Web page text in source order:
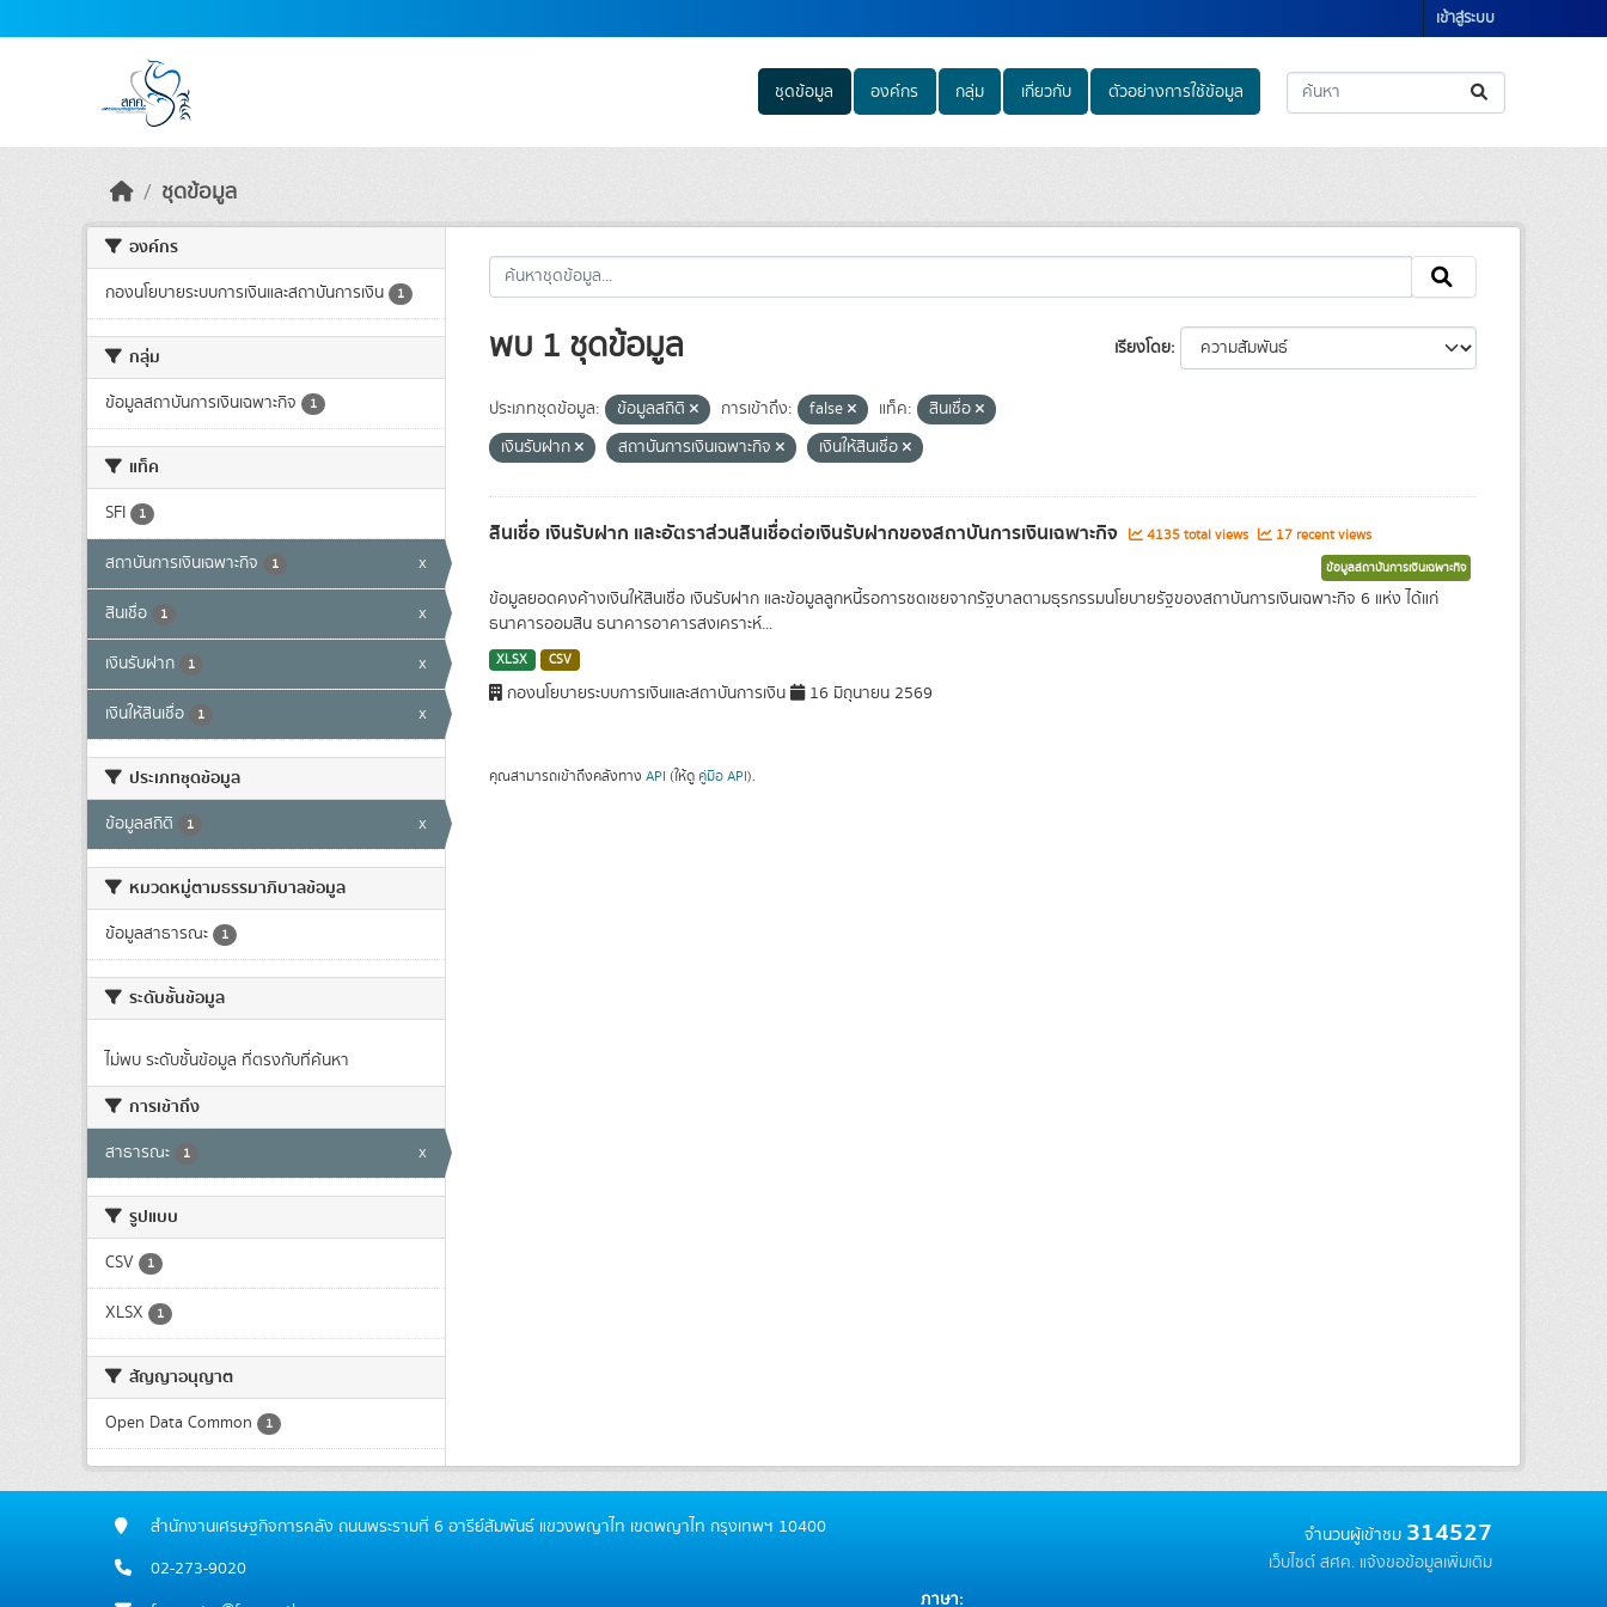
เข้าสู่ระบบ
ชุดข้อมูล องค์กร กลุ่ม เกี่ยวกับ ตัวอย่างการใช้ข้อมูล
ชุดข้อมูล
องค์กร
กองนโยบายระบบการเงินและสถาบันการเงิน 1
กลุ่ม
ข้อมูลสถาบันการเงินเฉพาะกิจ 1
แท็ค
SFI 1
สถาบันการเงินเฉพาะกิจ 1 x
สินเชื่อ 1 x
เงินรับฝาก 1 x
เงินให้สินเชื่อ 1 x
ประเภทชุดข้อมูล
ข้อมูลสถิติ 1 x
หมวดหมู่ตามธรรมาภิบาลข้อมูล
ข้อมูลสาธารณะ 1
ระดับชั้นข้อมูล
ไม่พบ ระดับชั้นข้อมูล ที่ตรงกับที่ค้นหา
การเข้าถึง
สาธารณะ 1 x
รูปแบบ
CSV 1
XLSX 1
สัญญาอนุญาต
Open Data Common 1
เรียงโดย
พบ 1 ชุดข้อมูล
ประเภทชุดข้อมูล: ข้อมูลสถิติ การเข้าถึง: false แท็ค:
สินเชื่อ
เงินรับฝาก
สถาบันการเงินเฉพาะกิจ เงินให้สินเชื่อ
สินเชื่อ เงินรับฝาก และอัตราส่วนสินเชื่อต่อเงินรับฝากของสถาบันการเงินเฉพาะกิจ 4135 total views 17 recent views
ข้อมูลสถาบันการเงินเฉพาะกิจ
ข้อมูลยอดคงค้างเงินให้สินเชื่อ เงินรับฝาก และข้อมูลลูกหนี้รอการชดเชยจากรัฐบาลตามธุรกรรมนโยบายรัฐของสถาบันการเงินเฉพาะกิจ 6 แห่ง ได้แก่
ธนาคารออมสิน ธนาคารอาคารสงเคราะห์...
XLSX CSV
กองนโยบายระบบการเงินและสถาบันการเงิน 16 มิถุนายน 2569
คุณสามารถเข้าถึงคลังทาง API (ให้ดู คู่มือ API).
สำนักงานเศรษฐกิจการคลัง ถนนพระรามที่ 6 อารีย์สัมพันธ์ แขวงพญาไท เขตพญาไท กรุงเทพฯ 10400
02-273-9020
จำนวนผู้เข้าชม 314527
เว็บไซต์ สศค. แจ้งขอข้อมูลเพิ่มเติม
ภาษา